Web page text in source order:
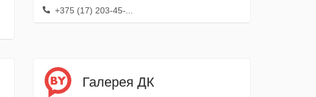
+375 (17) 203-45-...
Галерея ДК